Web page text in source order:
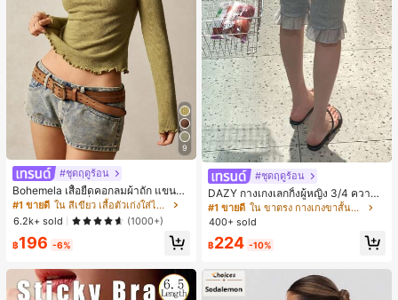
9
#ชุดฤดูร้อน
Bohemela เสื้อยืดคอกลมผ้าถัก แขนยา
ว สีเรียบ ใช้งานทั่วไป สำหรับผู้หญิง
#1 ขายดี
ใน สีเขียว เสื้อตัวเก่งใส่ได้ทุกวัน
6.2k+ sold
(1000+)
฿196 -6%
#ชุดฤดูร้อน
DAZY กางเกงเลกกิ้งผู้หญิง 3/4 ความย
าวขา ทรงเข้ารูป แต่งลูกไม้แบบปะติด
ลำลอง สำหรับวันหยุดฤดูร้อน
#1 ขายดี
ใน ขาตรง กางเกงขาสั้นผู้หญิง
400+ sold
฿224 -10%